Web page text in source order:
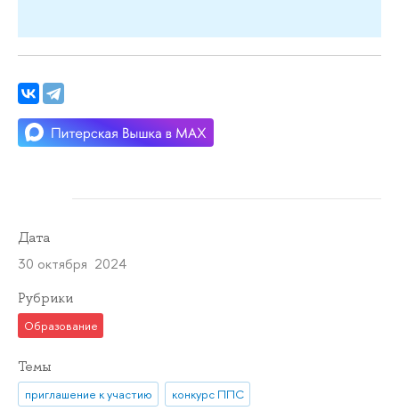
Дата
30 октября 2024
Рубрики
Образование
Темы
приглашение к участию конкурс ППС